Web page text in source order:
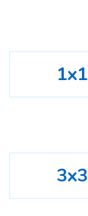
1x1
3x3